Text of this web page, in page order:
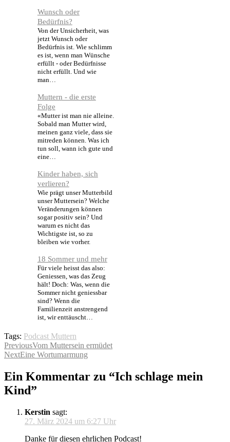
Wunsch oder
Bedürfnis?
Von der Unsicherheit, was
jetzt Wunsch oder
Bedürfnis ist. Wie schlimm
es ist, wenn man Wünsche
erfüllt - oder Bedürfnisse
nicht erfüllt. Und wie
man…
Muttern - die erste
Folge
«Mutter ist man nie alleine.
Sobald man Mutter wird,
meinen ganz viele, dass sie
mitreden können. Was ich
tun soll, wann ich gute und
eine…
Kinder haben, sich
verlieren?
Wie prägt unser Mutterbild
unser Muttersein? Welche
Veränderungen können
sogar positiv sein? Und
warum es nicht das
Wichtigste ist, so zu
bleiben wie vorher.
18 Sommer und mehr
Für viele heisst das also:
Geniessen, was das Zeug
hält! Doch: Was, wenn die
Sommer nicht geniessbar
sind? Wenn die
Familienzeit anstrengend
ist, wir enttäuscht…
Tags: Podcast Muttern
Beitragsnavigation
PreviousVom Muttersein ermüdet
NextEine Wortumarmung
Ein Kommentar zu “Ich schlage mein
Kind”
Kerstin sagt:
27. März 2024 um 6:27 Uhr
Danke für diesen ehrlichen Podcast!